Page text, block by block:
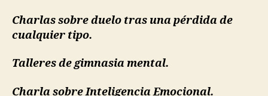
Charlas sobre duelo tras una pérdida de
cualquier tipo.
Talleres de gimnasia mental.
Charla sobre Inteligencia Emocional.